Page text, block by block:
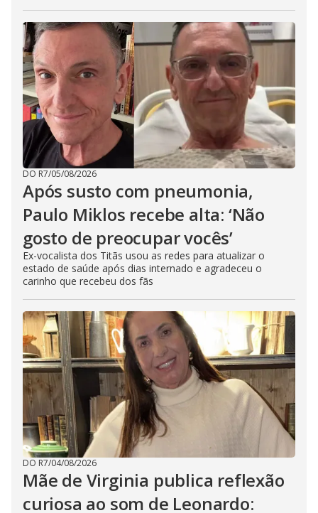
DO R7/05/08/2026
Após susto com pneumonia,
Paulo Miklos recebe alta: ‘Não
gosto de preocupar vocês’
Ex-vocalista dos Titãs usou as redes para atualizar o
estado de saúde após dias internado e agradeceu o
carinho que recebeu dos fãs
DO R7/04/08/2026
Mãe de Virginia publica reflexão
curiosa ao som de Leonardo: